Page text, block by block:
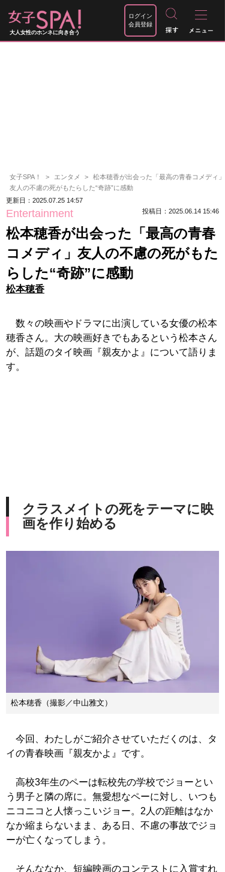
大人女性のホンネに向き合う
ログイン
会員登録
女子SPA！ エンタメ
松本穂香が出会った「最高の青春コメディ」
友人の不慮の死がもたらした“奇跡”に感動
更新日：2025.07.25 14:57
Entertainment 投稿日：2025.06.14 15:46
松本穂香が出会った「最高の青春
コメディ」友人の不慮の死がもた
らした“奇跡”に感動
松本穂香
数々の映画やドラマに出演している女優の松本
穂香さん。大の映画好きでもあるという松本さん
が、話題のタイ映画『親友かよ』について語りま
す。
クラスメイトの死をテーマに映
画を作り始める
松本穂香（撮影／中山雅文）
今回、わたしがご紹介させていただくのは、タ
イの青春映画『親友かよ』です。
高校3年生のペーは転校先の学校でジョーとい
う男子と隣の席に。無愛想なペーに対し、いつも
ニコニコと人懐っこいジョー。2人の距離はなか
なか縮まらないまま、ある日、不慮の事故でジョ
ーが亡くなってしまう。
そんななか、短編映画のコンテストに入賞すれ